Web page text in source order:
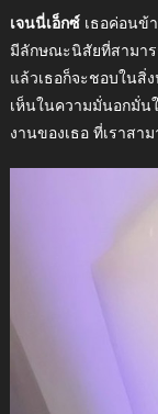
เจนนี่เอ็กซ์เธอค่อนข้า
มีลักษณะนิสัยที่สามาร
แล้วเธอก็จะชอบในสิ่
เห็นในความมั่นอกมั่น
งานของเธอ ที่เราสา